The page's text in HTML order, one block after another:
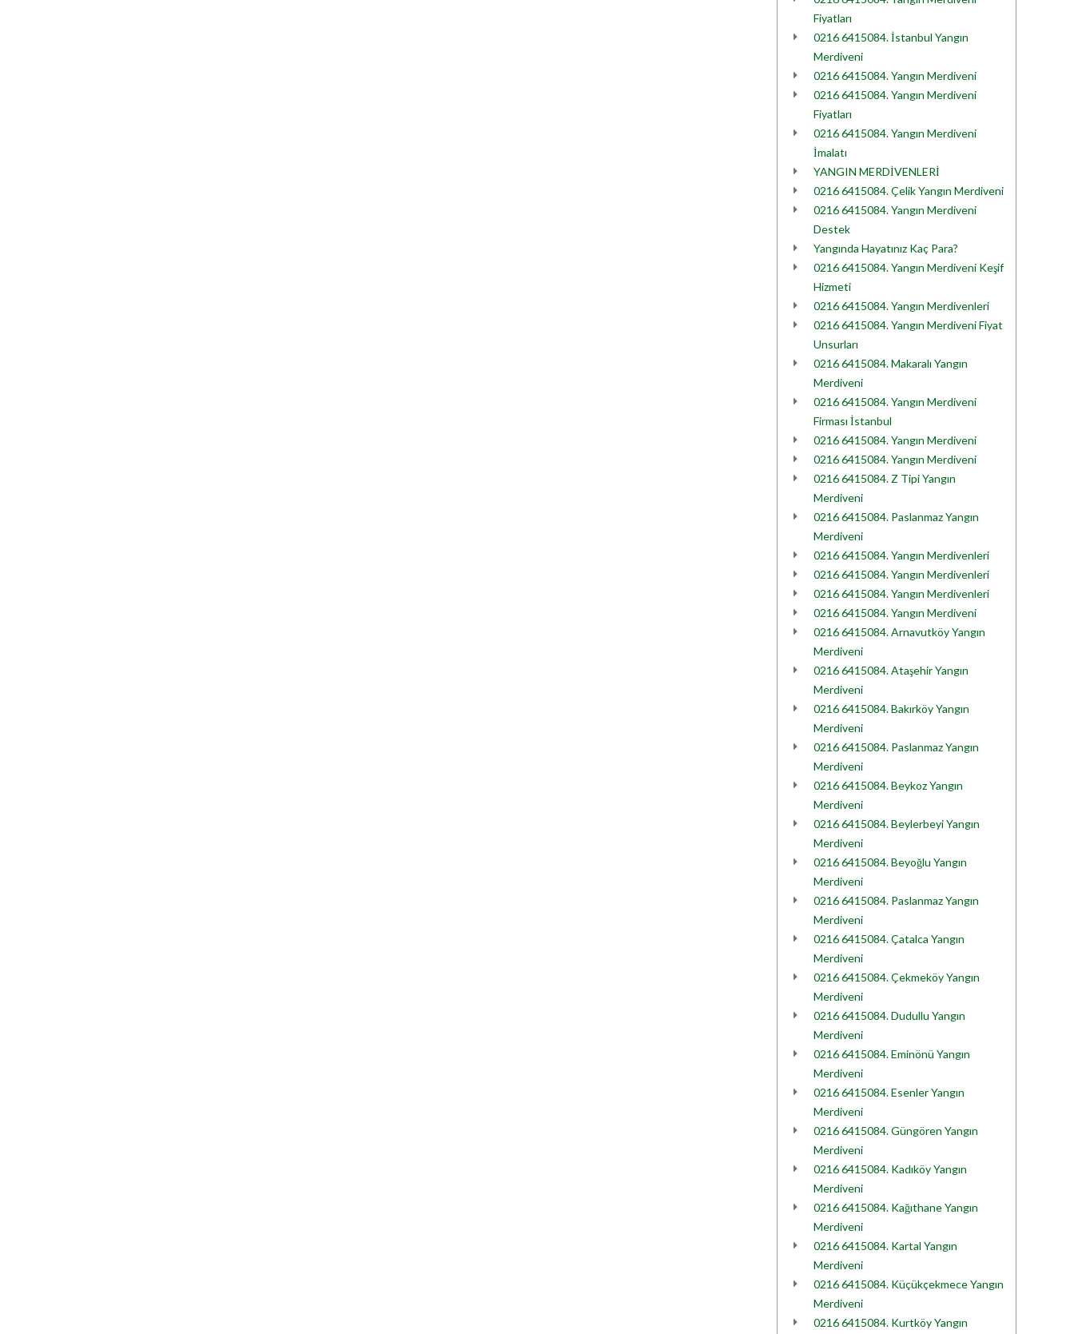
Fiyatları
0216 6415084. İstanbul Yangın
Merdiveni
0216 6415084. Yangın Merdiveni
0216 6415084. Yangın Merdiveni
Fiyatları
0216 6415084. Yangın Merdiveni
İmalatı
YANGIN MERDİVENLERİ
0216 6415084. Çelik Yangın Merdiveni
0216 6415084. Yangın Merdiveni
Destek
Yangında Hayatınız Kaç Para?
0216 6415084. Yangın Merdiveni Keşif
Hizmeti
0216 6415084. Yangın Merdivenleri
0216 6415084. Yangın Merdiveni Fiyat
Unsurları
0216 6415084. Makaralı Yangın
Merdiveni
0216 6415084. Yangın Merdiveni
Firması İstanbul
0216 6415084. Yangın Merdiveni
0216 6415084. Yangın Merdiveni
0216 6415084. Z Tipi Yangın
Merdiveni
0216 6415084. Paslanmaz Yangın
Merdiveni
0216 6415084. Yangın Merdivenleri
0216 6415084. Yangın Merdivenleri
0216 6415084. Yangın Merdivenleri
0216 6415084. Yangın Merdiveni
0216 6415084. Arnavutköy Yangın
Merdiveni
0216 6415084. Ataşehir Yangın
Merdiveni
0216 6415084. Bakırköy Yangın
Merdiveni
0216 6415084. Paslanmaz Yangın
Merdiveni
0216 6415084. Beykoz Yangın
Merdiveni
0216 6415084. Beylerbeyi Yangın
Merdiveni
0216 6415084. Beyoğlu Yangın
Merdiveni
0216 6415084. Paslanmaz Yangın
Merdiveni
0216 6415084. Çatalca Yangın
Merdiveni
0216 6415084. Çekmeköy Yangın
Merdiveni
0216 6415084. Dudullu Yangın
Merdiveni
0216 6415084. Eminönü Yangın
Merdiveni
0216 6415084. Esenler Yangın
Merdiveni
0216 6415084. Güngören Yangın
Merdiveni
0216 6415084. Kadıköy Yangın
Merdiveni
0216 6415084. Kağıthane Yangın
Merdiveni
0216 6415084. Kartal Yangın
Merdiveni
0216 6415084. Küçükçekmece Yangın
Merdiveni
0216 6415084. Kurtköy Yangın